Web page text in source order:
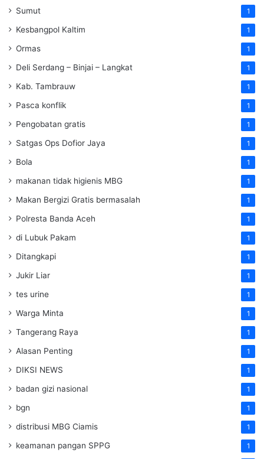
Sumut 1
Kesbangpol Kaltim 1
Ormas 1
Deli Serdang – Binjai – Langkat 1
Kab. Tambrauw 1
Pasca konflik 1
Pengobatan gratis 1
Satgas Ops Dofior Jaya 1
Bola 1
makanan tidak higienis MBG 1
Makan Bergizi Gratis bermasalah 1
Polresta Banda Aceh 1
di Lubuk Pakam 1
Ditangkapi 1
Jukir Liar 1
tes urine 1
Warga Minta 1
Tangerang Raya 1
Alasan Penting 1
DIKSI NEWS 1
badan gizi nasional 1
bgn 1
distribusi MBG Ciamis 1
keamanan pangan SPPG 1